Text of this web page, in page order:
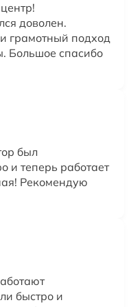
доволен.
грамотный подход
Большое спасибо
был
и теперь работает
Рекомендую
быстро и